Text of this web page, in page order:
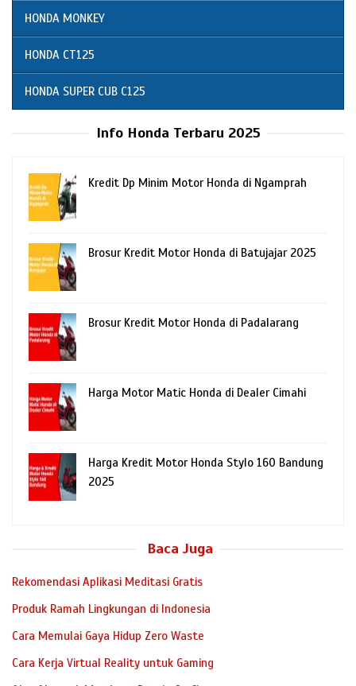
HONDA MONKEY
HONDA CT125
HONDA SUPER CUB C125
Info Honda Terbaru 2025
Kredit Dp Minim Motor Honda di Ngamprah
Brosur Kredit Motor Honda di Batujajar 2025
Brosur Kredit Motor Honda di Padalarang
Harga Motor Matic Honda di Dealer Cimahi
Harga Kredit Motor Honda Stylo 160 Bandung
2025
Baca Juga
Rekomendasi Aplikasi Meditasi Gratis
Produk Ramah Lingkungan di Indonesia
Cara Memulai Gaya Hidup Zero Waste
Cara Kerja Virtual Reality untuk Gaming